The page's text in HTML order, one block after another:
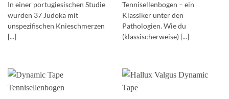
In einer portugiesischen Studie
wurden 37 Judoka mit
unspezifischen Knieschmerzen
[...]
Tennisellenbogen – ein
Klassiker unter den
Pathologien. Wie du
(klassischerweise) [...]